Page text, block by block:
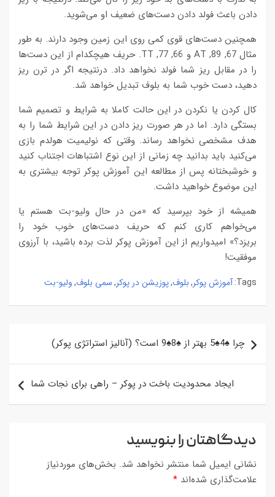
دادن باعث فولد دادن دست‌های ضعیف او می‌شوید.
همچنین دست‌های قوی کمی روی این زمین وجود دارند. به طور
مثال 67, 89, AT و 66, 77, TT. حریف هیچکدام از این دست‌ها
را در مقابل ریز شما فولد نخواهد داد. درنتیجه اگر در ترن ریز
دهید، دست خوب شما به بلوف تبدیل خواهد شد.
کال کردن یا نکردن در این حالت کاملا به شرایط و تصمیم شما
بستگی دارد. اما در هر صورت ریز دادن در این شرایط شما را به
هدف مشخصی نخواهد رساند. وقتی که نولیمیت هولدم بازی
می‌کنید باید بدانید چه زمانی از این نوع اشتباهات اجتناب کنید
و خوشبختانه پس از مطالعه این آموزش پوکر توجه بیشتری به
این موضوع خواهید داشت.
همیشه از خود بپرسید که «من در حال ولیو-بت هستم یا
می‌خواهم کاری کنم که حریف دست‌های خوب خود را
بریزد؟» امیدواریم از این آموزش پوکر لذت برده باشید، با آرزوی
موفقیت!
Tags: آموزش پوکر, بلوف,پوزیشن در پوکر, سمی بلوف, ولیو-بت
نوشته
چرا ♠4♠5 بهتر از ♠8♠9 است؟ (آنالیز استراتژی پوکر)
ایجاد محدودیت باخت در پوکر – راهی برای نجات شما
دیدگاهتان را بنویسید
نشانی ایمیل شما منتشر نخواهد شد. بخش‌های موردنیاز
علامت‌گذاری شده‌اند *